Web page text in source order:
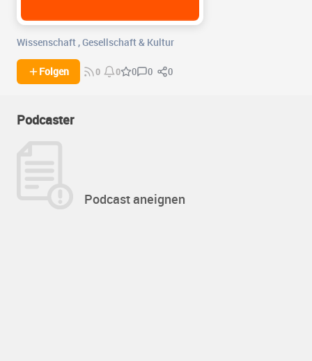
Wissenschaft ,Gesellschaft & Kultur
Folgen 0 0 0 0 0
Podcaster
Podcast aneignen